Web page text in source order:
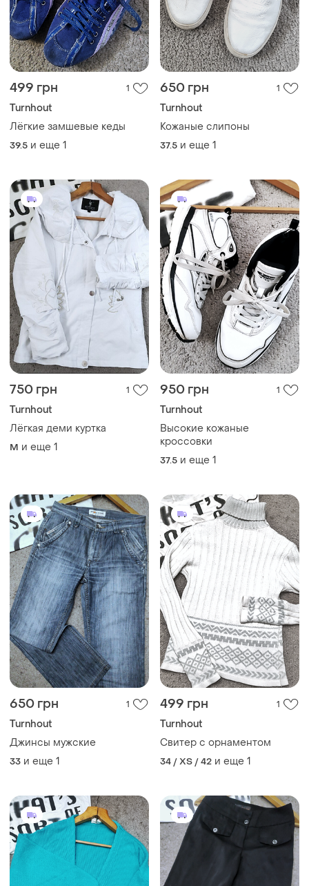
499 грн 1
Turnhout
Лёгкие замшевые кеды
39.5 и еще 1
650 грн 1
Turnhout
Кожаные слипоны
37.5 и еще 1
750 грн 1
Turnhout
Лёгкая деми куртка
M и еще 1
950 грн 1
Turnhout
Высокие кожаные
кроссовки
37.5 и еще 1
650 грн 1
Turnhout
Джинсы мужские
33 и еще 1
499 грн 1
Turnhout
Свитер с орнаментом
34 / XS / 42 и еще 1